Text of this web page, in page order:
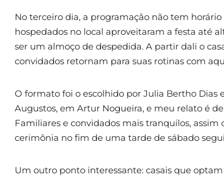
No terceiro dia, a programação não tem
hospedados no local aproveitaram a festa até
ser um almoço de despedida. A partir dali o
convidados retornam para suas rotinas com
O formato foi o escolhido por Julia Bertho Dias
Augustos, em Artur Nogueira, e meu relato é
Familiares e convidados mais tranquilos,
cerimônia no fim de uma tarde de sábado
Um outro ponto interessante: casais que